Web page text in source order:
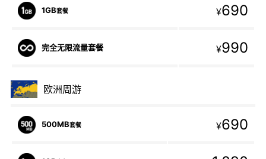
1GB套餐 ¥690
完全无限流量套餐 ¥990
欧洲周游
500MB套餐 ¥690